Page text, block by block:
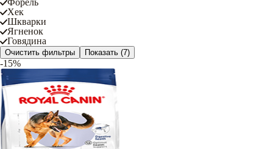
Хек
Шкварки
Ягненок
Говядина
Очистить фильтры Показать (7)
-15%